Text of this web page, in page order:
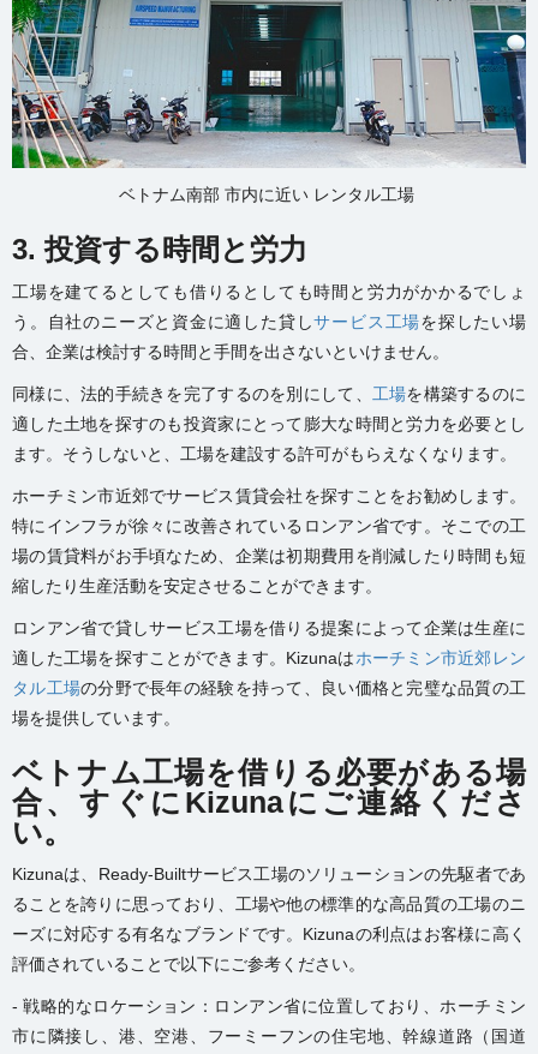
ベトナム南部 市内に近い レンタル工場
3. 投資する時間と労力
工場を建てるとしても借りるとしても時間と労力がかかるでしょ
う。自社のニーズと資金に適した貸しサービス工場を探したい場
合、企業は検討する時間と手間を出さないといけません。
同様に、法的手続きを完了するのを別にして、 工場を構築するのに
適した土地を探すのも投資家にとって膨大な時間と労力を必要とし
ます。そうしないと、工場を建設する許可がもらえなくなります。
ホーチミン市近郊でサービス賃貸会社を探すことをお勧めします。
特にインフラが徐々に改善されているロンアン省です。そこでの工
場の賃貸料がお手頃なため、企業は初期費用を削減したり時間も短
縮したり生産活動を安定させることができます。
ロンアン省で貸しサービス工場を借りる提案によって企業は生産に
適した工場を探すことができます。Kizunaはホーチミン市近郊レン
タル工場の分野で長年の経験を持って、良い価格と完璧な品質の工
場を提供しています。
ベトナム工場を借りる必要がある場
合、すぐにKizunaにご連絡くださ
い。
Kizunaは、Ready-Builtサービス工場のソリューションの先駆者であ
ることを誇りに思っており、工場や他の標準的な高品質の工場のニ
ーズに対応する有名なブランドです。Kizunaの利点はお客様に高く
評価されていることで以下にご参考ください。
- 戦略的なロケーション：ロンアン省に位置しており、ホーチミン
市に隣接し、港、空港、フーミーフンの住宅地、幹線道路（国道